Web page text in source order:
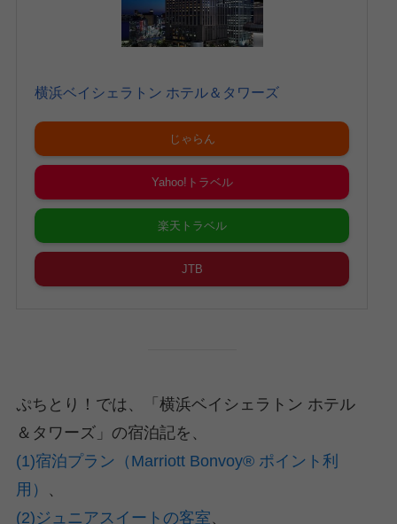
横浜ベイシェラトン ホテル＆タワーズ
じゃらん
Yahoo!トラベル
楽天トラベル
JTB
ぷちとり！では、「横浜ベイシェラトン ホテル
＆タワーズ」の宿泊記を、
(1)宿泊プラン（Marriott Bonvoy® ポイント利
用）
(2)ジュニアスイートの客室